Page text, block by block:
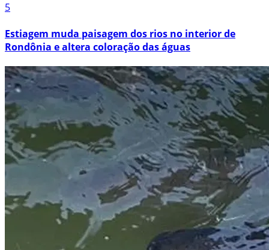
5
Estiagem muda paisagem dos rios no interior de
Rondônia e altera coloração das águas